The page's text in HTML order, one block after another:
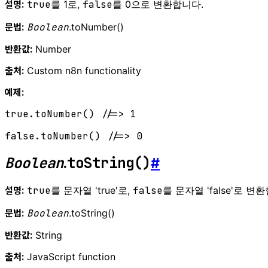
설명: true를 1로, false를 0으로 변환합니다.
문법: Boolean.toNumber()
반환값: Number
출처: Custom n8n functionality
예제:
true. toNumber()
//=> 1
false. toNumber() //=> 0
Boolean.toString()#
설명: true를 문자열 'true'로, false를 문자열 'false'로 변환
문법: Boolean.toString()
반환값: String
출처: JavaScript function